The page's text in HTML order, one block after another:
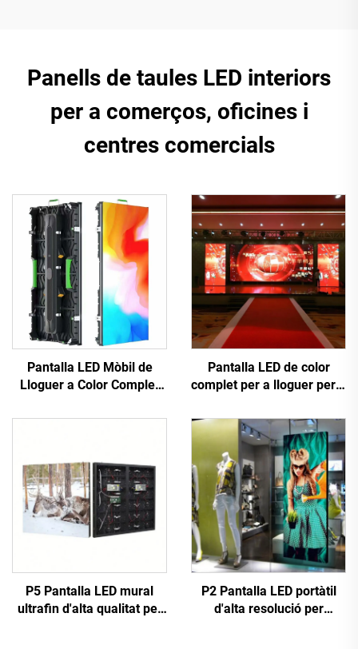
Panells de taules LED interiors
per a comerços, oficines i
centres comercials
Pantalla LED Mòbil de
Lloguer a Color Complet
Il·luminació i Efectes
Pantalla LED de color
complet per a lloguer per a
a pantalla LED mòbil de
lloguer
P5 Pantalla LED mural
ultrafin d'alta qualitat per
P2 Pantalla LED portàtil
d'alta resolució per